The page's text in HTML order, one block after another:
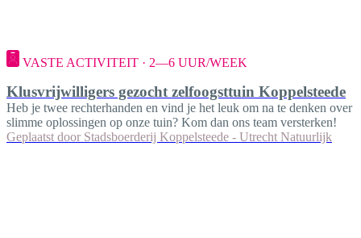
VASTE ACTIVITEIT · 2—6 UUR/WEEK
Klusvrijwilligers gezocht zelfoogsttuin Koppelsteede
Heb je twee rechterhanden en vind je het leuk om na te denken over
slimme oplossingen op onze tuin? Kom dan ons team versterken!
Geplaatst door Stadsboerderij Koppelsteede - Utrecht Natuurlijk